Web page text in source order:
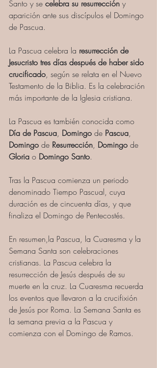
Santo y se celebra su resurrección y
aparición ante sus discípulos el Domingo
de Pascua.
La Pascua celebra la resurrección de
Jesucristo tres días después de haber sido
crucificado, según se relata en el Nuevo
Testamento de la Biblia. Es la celebración
más importante de la Iglesia cristiana.
La Pascua es también conocida como
Día de Pascua, Domingo de Pascua,
Domingo de Resurrección, Domingo de
Gloria o Domingo Santo.
Tras la Pascua comienza un periodo
denominado Tiempo Pascual, cuya
duración es de cincuenta días, y que
finaliza el Domingo de Pentecostés.
En resumen,la Pascua, la Cuaresma y la
Semana Santa son celebraciones
cristianas. La Pascua celebra la
resurrección de Jesús después de su
muerte en la cruz. La Cuaresma recuerda
los eventos que llevaron a la crucifixión
de Jesús por Roma. La Semana Santa es
la semana previa a la Pascua y
comienza con el Domingo de Ramos.